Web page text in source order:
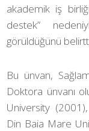
akademik iş birliği
destek”
görüldüğünü
Bu ünvan,
Doktora ünvanı
University
Din Baia Mare